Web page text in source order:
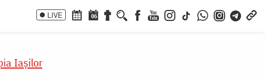
LIVE 06
Iaşilor